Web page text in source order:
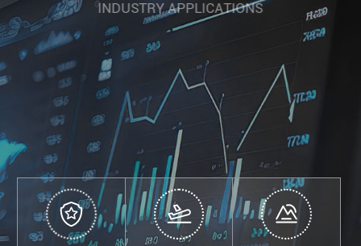
INDUSTRY APPLICATIONS